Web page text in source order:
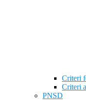
Criteri
Criteri
PNSD